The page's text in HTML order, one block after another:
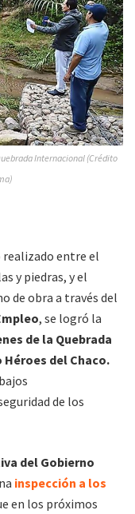
Internacional (Crédito
entre el
y piedras, y el
de obra a través del
, se logró la
de la Quebrada
del Chaco.
de los
del Gobierno
inspección a los
en los próximos